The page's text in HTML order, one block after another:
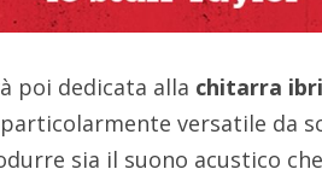
poi dedicata alla chitarra
versatile da
sia il suono acustico